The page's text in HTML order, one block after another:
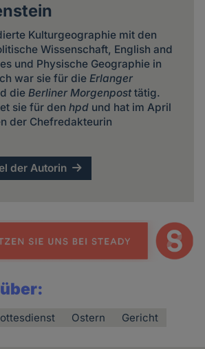
Kulturgeographie mit den
Wissenschaft, English and
und Physische Geographie in
war sie für die Erlanger
die Berliner Morgenposttätig.
sie für den hpdund hat im April
der Chefredakteurin
der Autorin
Ostern Gericht